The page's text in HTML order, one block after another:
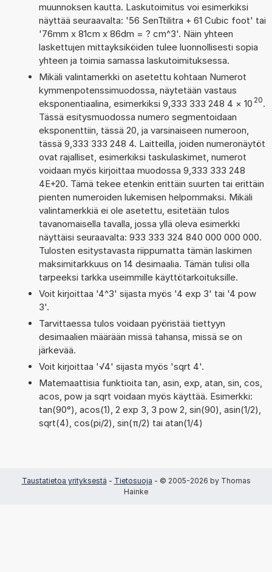
muunnoksen kautta. Laskutoimitus voi esimerkiksi
näyttää seuraavalta: '56 SenTtilitra + 61 Cubic foot' tai
'76mm x 81cm x 86dm = ? cm^3'. Näin yhteen
laskettujen mittayksiköiden tulee luonnollisesti sopia
yhteen ja toimia samassa laskutoimituksessa.
Mikäli valintamerkki on asetettu kohtaan Numerot
kymmenpotenssimuodossa, näytetään vastaus
eksponentiaalina, esimerkiksi 9,333 333 248 4 × 10 20.
Tässä esitysmuodossa numero segmentoidaan
eksponenttiin, tässä 20, ja varsinaiseen numeroon,
tässä 9,333 333 248 4. Laitteilla, joiden numeronäytöt
ovat rajalliset, esimerkiksi taskulaskimet, numerot
voidaan myös kirjoittaa muodossa 9,333 333 248
4E+20. Tämä tekee etenkin erittäin suurten tai erittäin
pienten numeroiden lukemisen helpommaksi. Mikäli
valintamerkkiä ei ole asetettu, esitetään tulos
tavanomaisella tavalla, jossa yllä oleva esimerkki
näyttäisi seuraavalta: 933 333 324 840 000 000 000.
Tulosten esitystavasta riippumatta tämän laskimen
maksimitarkkuus on 14 desimaalia. Tämän tulisi olla
tarpeeksi tarkka useimmille käyttötarkoituksille.
Voit kirjoittaa '4^3' sijasta myös '4 exp 3' tai '4 pow
3'.
Tarvittaessa tulos voidaan pyöristää tiettyyn
desimaalien määrään missä tahansa, missä se on
järkevää.
Voit kirjoittaa '√4' sijasta myös 'sqrt 4'.
Matemaattisia funktioita tan, asin, exp, atan, sin, cos,
acos, pow ja sqrt voidaan myös käyttää. Esimerkki:
tan(90°), acos(1), 2 exp 3, 3 pow 2, sin(90), asin(1/2),
sqrt(4), cos(pi/2), sin(π/2) tai atan(1/4)
Taustatietoa yrityksestä - Tietosuoja - © 2005-2026 by Thomas
Hainke